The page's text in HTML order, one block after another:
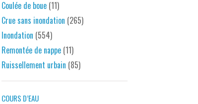
Coulée de boue (11)
Crue sans inondation (265)
Inondation (554)
Remontée de nappe (11)
Ruissellement urbain (85)
COURS D’EAU